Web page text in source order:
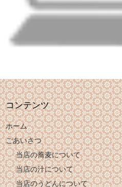
コンテンツ
ホーム
ごあいさつ
当店の蕎麦について
当店の汁について
当店のうどんについて